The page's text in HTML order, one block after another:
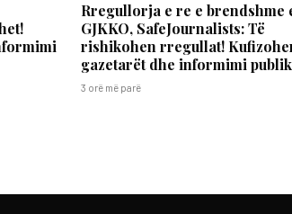
Rregullorja e re e brendshme
GJKKO, SafeJournalists: Të
rishikohen rregullat!
gazetarët dhe informimi publik
3 orë më parë